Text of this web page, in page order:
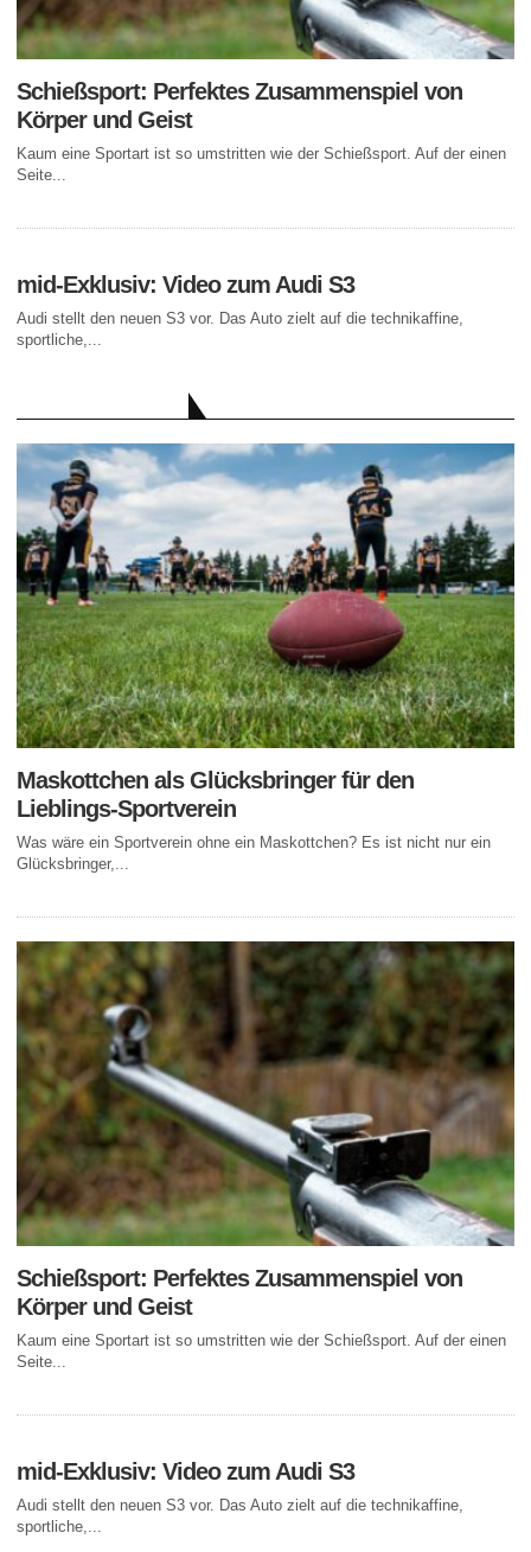
Schießsport: Perfektes Zusammenspiel von
Körper und Geist
Kaum eine Sportart ist so umstritten wie der Schießsport. Auf der einen
Seite...
mid-Exklusiv: Video zum Audi S3
Audi stellt den neuen S3 vor. Das Auto zielt auf die technikaffine,
sportliche,...
Maskottchen als Glücksbringer für den
Lieblings-Sportverein
Was wäre ein Sportverein ohne ein Maskottchen? Es ist nicht nur ein
Glücksbringer,...
Schießsport: Perfektes Zusammenspiel von
Körper und Geist
Kaum eine Sportart ist so umstritten wie der Schießsport. Auf der einen
Seite...
mid-Exklusiv: Video zum Audi S3
Audi stellt den neuen S3 vor. Das Auto zielt auf die technikaffine,
sportliche,...